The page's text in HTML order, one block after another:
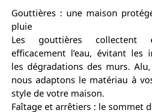
Gouttières : une maison
pluie
Les gouttières collectent
efficacement l’eau, évitant les
les dégradations des murs.
nous adaptons le matériau à
style de votre maison.
Faîtage et arrêtiers : le sommet